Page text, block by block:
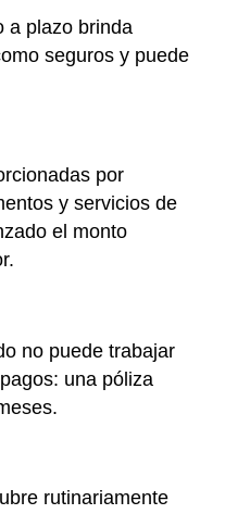
a plazo brinda
seguros y puede
por
y servicios de
el monto
no puede trabajar
una póliza
rutinariamente